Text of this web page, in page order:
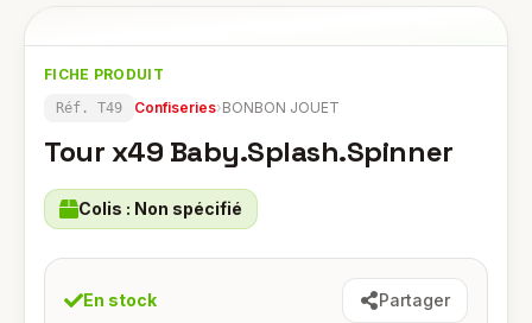
FICHE PRODUIT
Réf. T49 Confiseries›BONBON JOUET
Tour x49 Baby.Splash.Spinner
Colis : Non spécifié
En stock Partager